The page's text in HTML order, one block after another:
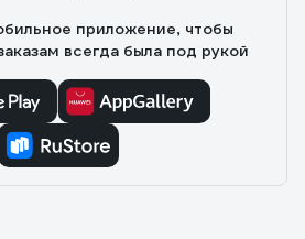
приложение, чтобы
всегда была под рукой